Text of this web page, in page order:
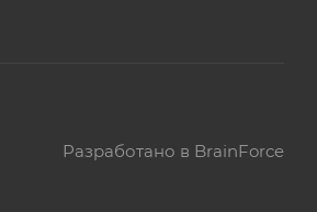
Разработано в BrainForce